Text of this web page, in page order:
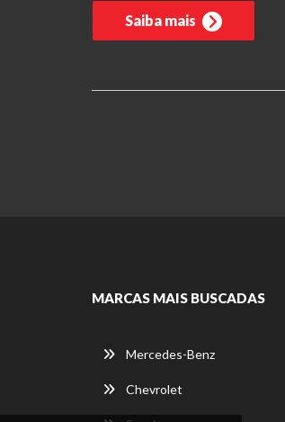
Saiba mais
MARCAS MAIS BUSCADAS
Mercedes-Benz
Chevrolet